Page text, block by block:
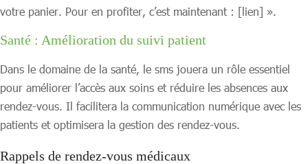
votre panier. Pour en profiter, c’est maintenant : [lien] ».
Santé : Amélioration du suivi patient
Dans le domaine de la santé, le sms jouera un rôle essentiel
pour améliorer l’accès aux soins et réduire les absences aux
rendez-vous. Il facilitera la communication numérique avec les
patients et optimisera la gestion des rendez-vous.
Rappels de rendez-vous médicaux